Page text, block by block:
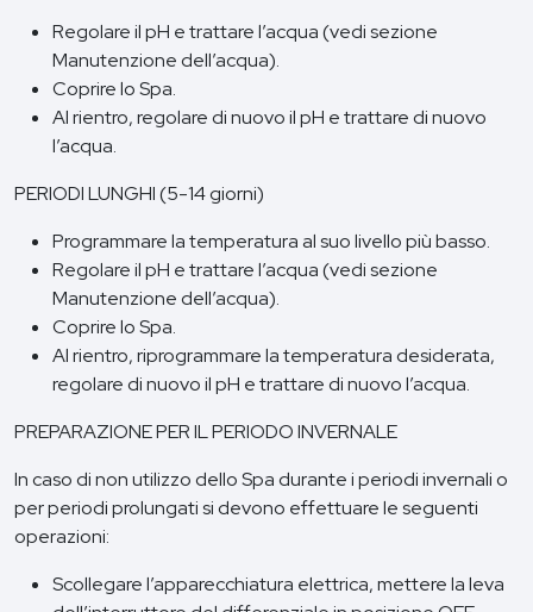
Regolare il pH e trattare l’acqua (vedi sezione
Manutenzione dell’acqua).
Coprire lo Spa.
Al rientro, regolare di nuovo il pH e trattare di nuovo
l’acqua.
PERIODI LUNGHI (5-14 giorni)
Programmare la temperatura al suo livello più basso.
Regolare il pH e trattare l’acqua (vedi sezione
Manutenzione dell’acqua).
Coprire lo Spa.
Al rientro, riprogrammare la temperatura desiderata,
regolare di nuovo il pH e trattare di nuovo l’acqua.
PREPARAZIONE PER IL PERIODO INVERNALE
In caso di non utilizzo dello Spa durante i periodi invernali o
per periodi prolungati si devono effettuare le seguenti
operazioni:
Scollegare l’apparecchiatura elettrica, mettere la leva